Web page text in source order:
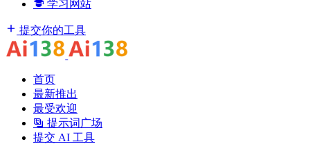
学习网站
提交你的工具
首页
最新推出
最受欢迎
提示词广场
提交 AI 工具